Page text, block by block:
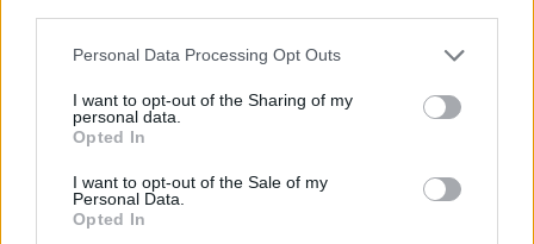
Personal Data Processing Opt Outs
I want to opt-out of the Sharing of my
personal data.
Opted In
I want to opt-out of the Sale of my
Personal Data.
Opted In
Υγιεινά pancakes με βρόμη και λίγες
θερμίδες
Τα pancakes είναι ένα απολαυστικό πρωινό για όλη την
οικογένεια. Η συνταγή που θα δείτε παρακάτω